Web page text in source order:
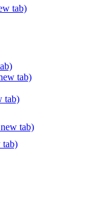
tab)
tab)
tab)
tab)
tab)